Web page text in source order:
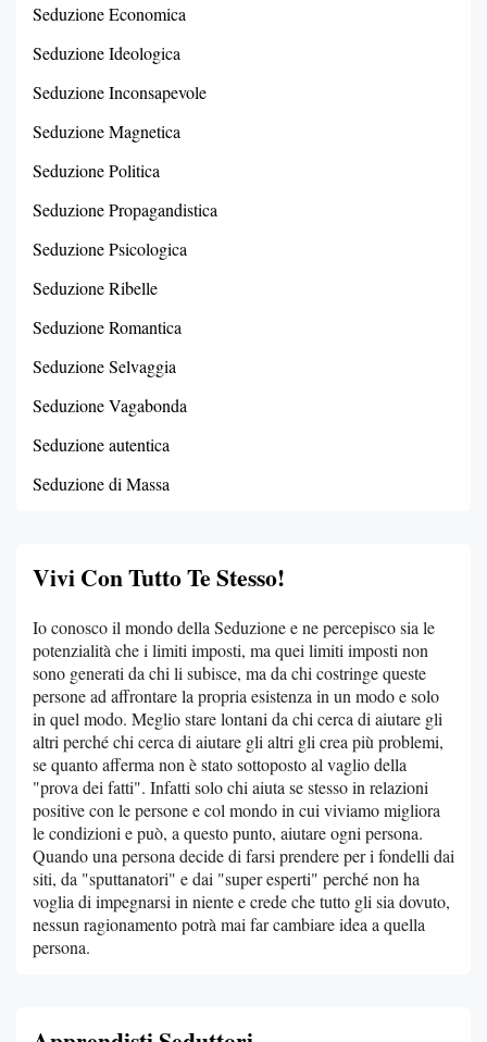
Seduzione Economica
Seduzione Ideologica
Seduzione Inconsapevole
Seduzione Magnetica
Seduzione Politica
Seduzione Propagandistica
Seduzione Psicologica
Seduzione Ribelle
Seduzione Romantica
Seduzione Selvaggia
Seduzione Vagabonda
Seduzione autentica
Seduzione di Massa
Vivi Con Tutto Te Stesso!
Io conosco il mondo della Seduzione e ne percepisco sia le
potenzialità che i limiti imposti, ma quei limiti imposti non
sono generati da chi li subisce, ma da chi costringe queste
persone ad affrontare la propria esistenza in un modo e solo
in quel modo. Meglio stare lontani da chi cerca di aiutare gli
altri perché chi cerca di aiutare gli altri gli crea più problemi,
se quanto afferma non è stato sottoposto al vaglio della
"prova dei fatti". Infatti solo chi aiuta se stesso in relazioni
positive con le persone e col mondo in cui viviamo migliora
le condizioni e può, a questo punto, aiutare ogni persona.
Quando una persona decide di farsi prendere per i fondelli dai
siti, da "sputtanatori" e dai "super esperti" perché non ha
voglia di impegnarsi in niente e crede che tutto gli sia dovuto,
nessun ragionamento potrà mai far cambiare idea a quella
persona.